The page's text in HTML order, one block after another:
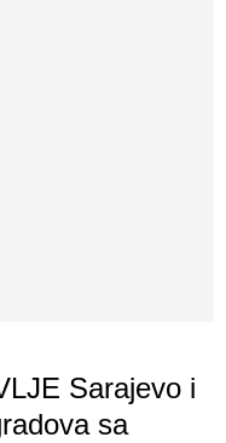
Sarajevo i
sa